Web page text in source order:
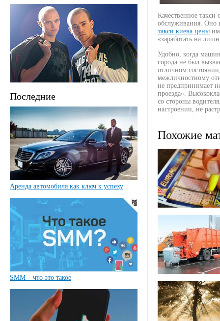
Последние
Аренда автомобиля как ключ к успеху
SMM – что это такое
Качественное такси
обслуживания. Оно
такси киева цены
«заработать на
Удобно, когда
города не был
отличном
межличностному
не предпринимает
проезда».
со стороны
настроении, не
Похожие